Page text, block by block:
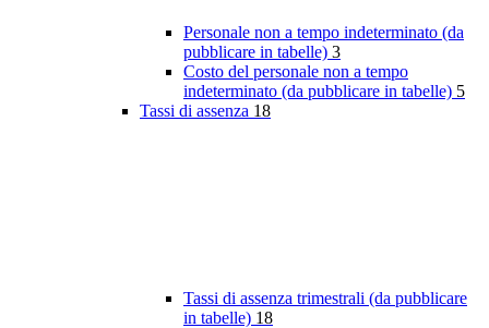
Personale non a tempo indeterminato (da
pubblicare in tabelle) 3
Costo del personale non a tempo
indeterminato (da pubblicare in tabelle) 5
Tassi di assenza 18
Tassi di assenza trimestrali (da pubblicare
in tabelle) 18